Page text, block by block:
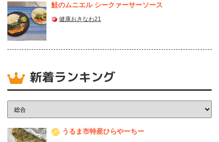
鮭のムニエル シークァーサーソース
健康おきなわ21
新着ランキング
1 うるま市特産ひらやーちー